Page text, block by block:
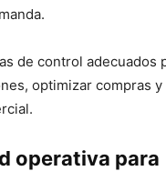
de control adecuados
optimizar compras y
operativa para